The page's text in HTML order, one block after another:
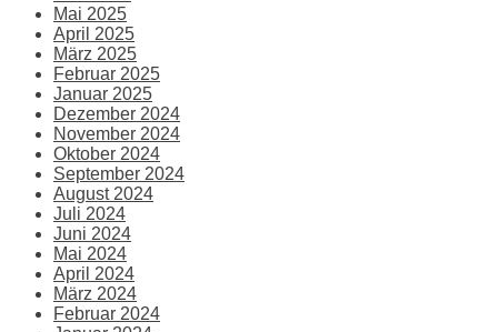
Mai 2025
April 2025
März 2025
Februar 2025
Januar 2025
Dezember 2024
November 2024
Oktober 2024
September 2024
August 2024
Juli 2024
Juni 2024
Mai 2024
April 2024
März 2024
Februar 2024